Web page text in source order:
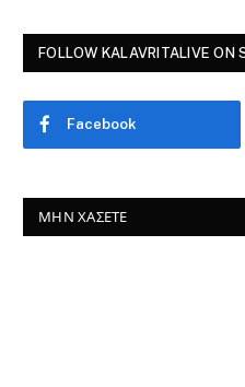
FOLLOW KALAVRITALIVE ON
Facebook
ΜΗΝ ΧΆΣΕΤΕ